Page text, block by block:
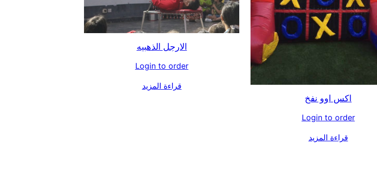
اكس اوو نفخ
Login to order
قراءة المزيد
الارجل الذهبيه
Login to order
قراءة المزيد